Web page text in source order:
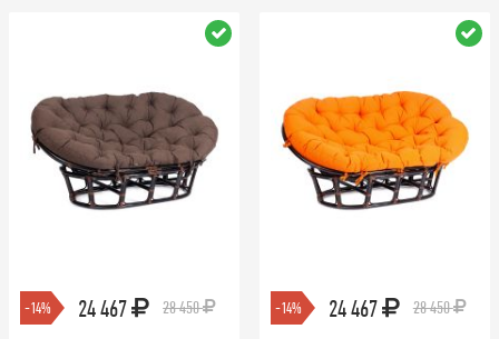
-14% 24 467 28 450 -14% 24 467 28 450